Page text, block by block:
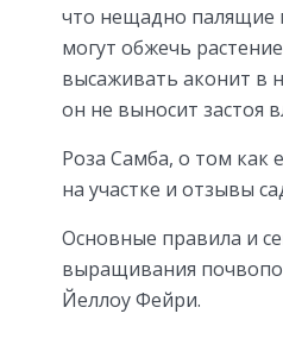
что нещадно палящие
могут обжечь
высаживать аконит в
он не выносит застоя
Роза Самба, о том как
на участке и отзывы
Основные правила и
выращивания
Йеллоу Фейри.